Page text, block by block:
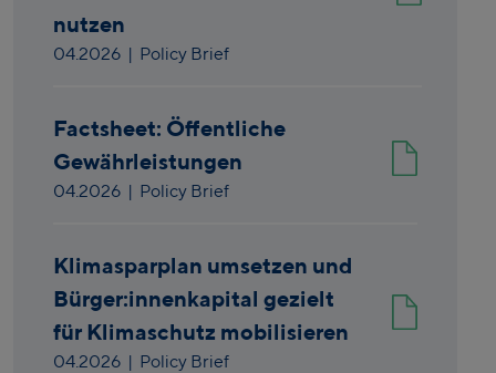
nutzen
04.2026 | Policy Brief
Factsheet: Öffentliche
Gewährleistungen
04.2026 | Policy Brief
Klimasparplan umsetzen und
Bürger:innenkapital gezielt
für Klimaschutz mobilisieren
04.2026 | Policy Brief